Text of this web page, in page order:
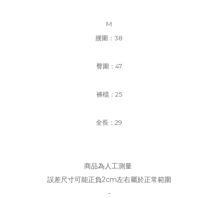
M
腰圍：38
臀圍：47
褲檔：25
全長：29
商品為人工測量
誤差尺寸可能正負2cm左右屬於正常範圍
-